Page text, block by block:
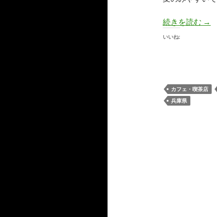
続きを読む 【
→
いいね:
カフェ・喫茶店
兵庫県